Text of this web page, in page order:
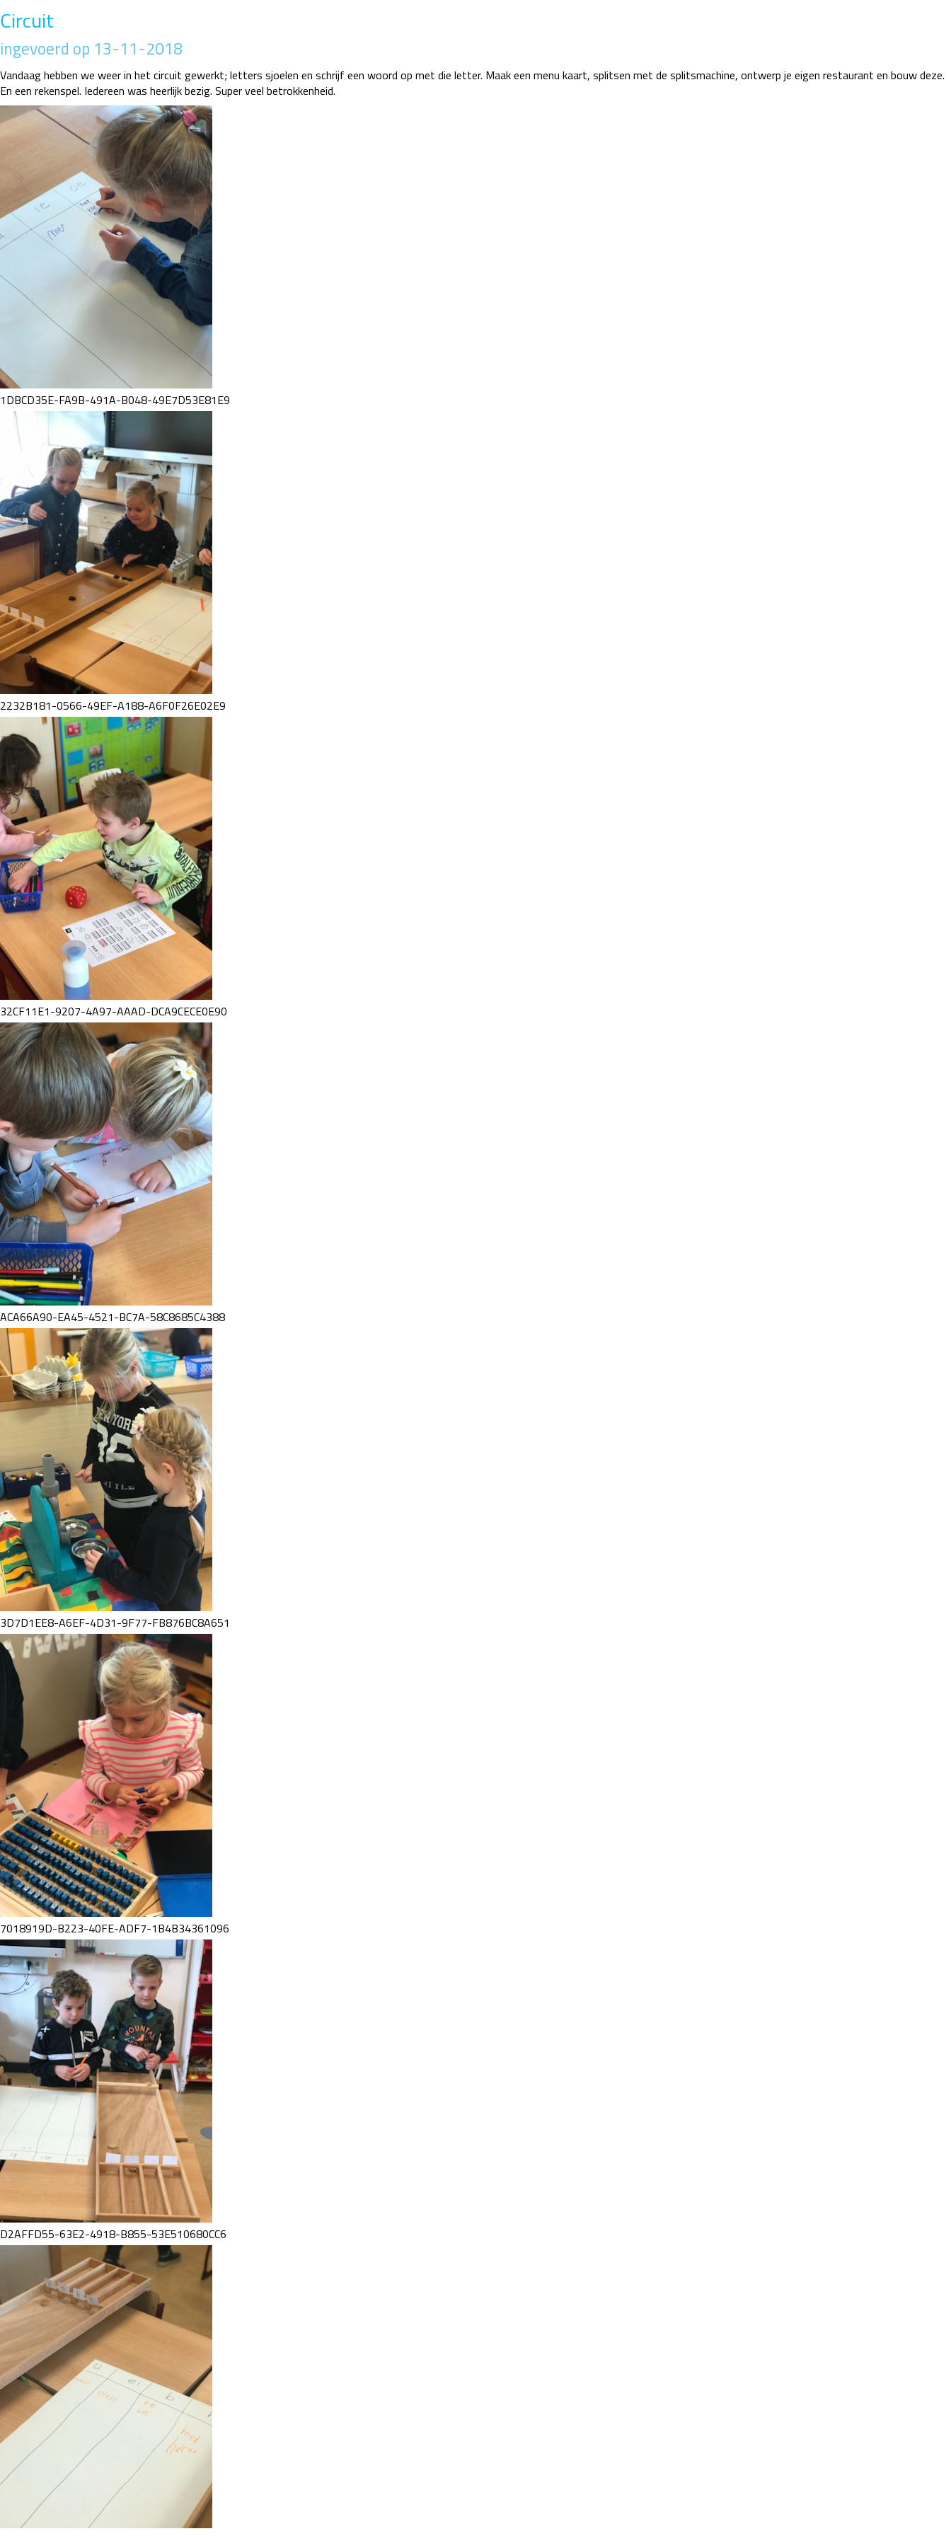
Circuit
ingevoerd op 13-11-2018
Vandaag hebben we weer in het circuit gewerkt; letters sjoelen en schrijf een woord op met die letter. Maak een menu kaart, splitsen met de splitsmachine, ontwerp je eigen restaurant en bouw deze.
En een rekenspel. Iedereen was heerlijk bezig. Super veel betrokkenheid.
1DBCD35E-FA9B-491A-B048-49E7D53E81E9
2232B181-0566-49EF-A188-A6F0F26E02E9
32CF11E1-9207-4A97-AAAD-DCA9CECE0E90
ACA66A90-EA45-4521-BC7A-58C8685C4388
3D7D1EE8-A6EF-4D31-9F77-FB876BC8A651
7018919D-B223-40FE-ADF7-1B4B34361096
D2AFFD55-63E2-4918-B855-53E510680CC6